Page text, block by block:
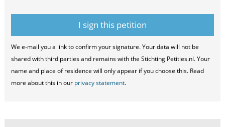
We e-mail you a link to confirm your signature. Your data will not be
shared with third parties and remains with the Stichting Petities.nl. Your
name and place of residence will only appear if you choose this. Read
more about this in our privacy statement.